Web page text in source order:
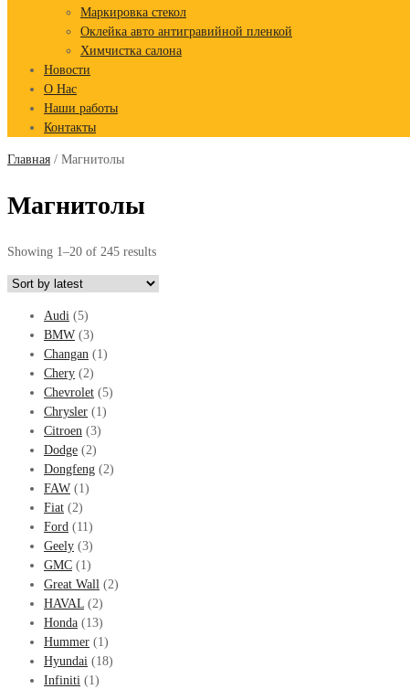
Маркировка стекол
Оклейка авто антигравийной пленкой
Химчистка салона
Новости
О Нас
Наши работы
Контакты
Главная / Магнитолы
Магнитолы
Showing 1–20 of 245 results
Audi (5)
BMW (3)
Changan (1)
Chery (2)
Chevrolet (5)
Chrysler (1)
Citroen (3)
Dodge (2)
Dongfeng (2)
FAW (1)
Fiat (2)
Ford (11)
Geely (3)
GMC (1)
Great Wall (2)
HAVAL (2)
Honda (13)
Hummer (1)
Hyundai (18)
Infiniti (1)